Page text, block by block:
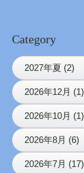
Category
2027年夏 (2)
2026年12月 (1)
2026年10月 (1)
2026年8月 (6)
2026年7月 (17)